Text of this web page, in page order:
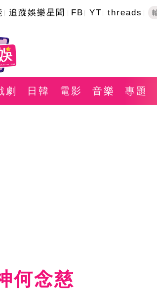
追蹤娛樂星聞 FB YT threads
劇 日韓 電影 音樂 專題
何念慈